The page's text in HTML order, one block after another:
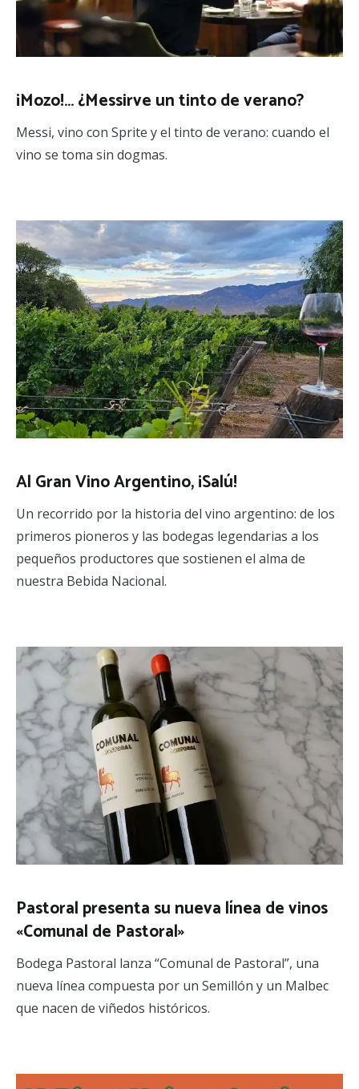
¡Mozo!… ¿Messirve un tinto de verano?
Messi, vino con Sprite y el tinto de verano: cuando el
vino se toma sin dogmas.
Al Gran Vino Argentino, ¡Salú!
Un recorrido por la historia del vino argentino: de los
primeros pioneros y las bodegas legendarias a los
pequeños productores que sostienen el alma de
nuestra Bebida Nacional.
Pastoral presenta su nueva línea de vinos
«Comunal de Pastoral»
Bodega Pastoral lanza “Comunal de Pastoral”, una
nueva línea compuesta por un Semillón y un Malbec
que nacen de viñedos históricos.